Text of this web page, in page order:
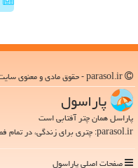
پاراسول
پاراسل همان چتر آفتابی است
parasol.ir: چتری برای زندگی، در تمام فصول
صفحات اصلی پاراسول